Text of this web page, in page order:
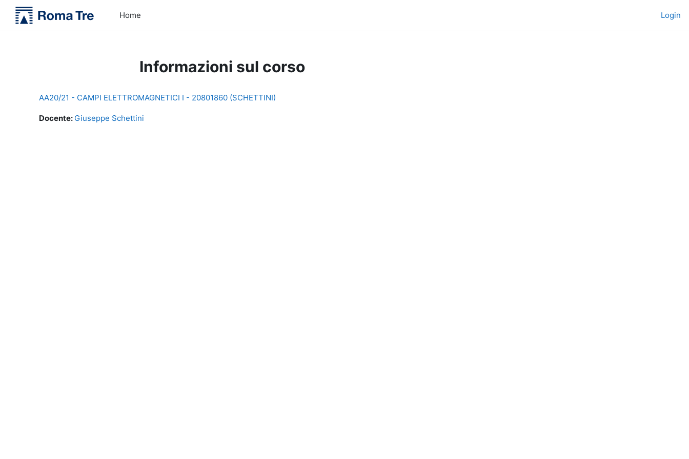
Vai al contenuto principale
Home
Login
Informazioni sul corso
AA20/21 - CAMPI ELETTROMAGNETICI I - 20801860 (SCHETTINI)
Docente: Giuseppe Schettini